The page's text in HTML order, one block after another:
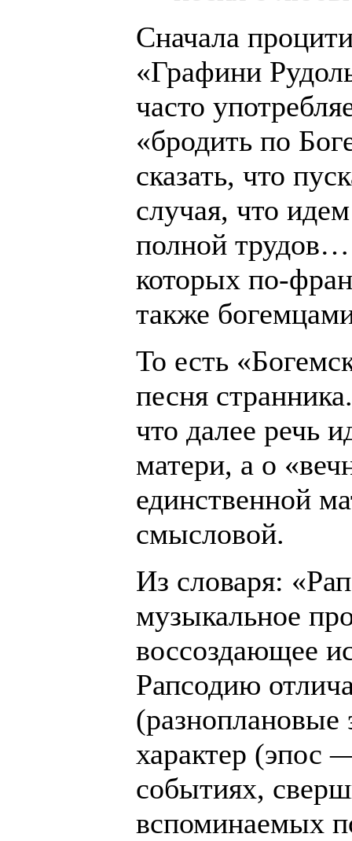
Сначала
«Графини
часто
«бродить по
сказать, что
случая, что
полной
которых по-
также
То есть
песня
что далее речь
матери, а о
единственной
смысловой.
Из словаря:
музыкальное
воссоздающее
Рапсодию
(разноплановые
характер (эпос
событиях,
вспоминаемых